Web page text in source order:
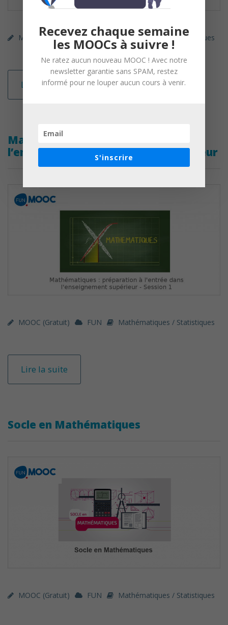
MOOC (gratuit) FUN Mathématiques / Statistiques
Lire la suite
Mathématiques : préparation à
l’entrée dans l’enseignement supérieur
MOOC (gratuit) FUN Mathématiques / Statistiques
Lire la suite
Socle en Mathématiques
MOOC (gratuit) FUN Mathématiques / Statistiques
Recevez chaque semaine
les MOOCs à suivre !
Ne ratez aucun nouveau MOOC ! Avec notre
newsletter garantie sans SPAM, restez
informé pour ne louper aucun cours à venir.
S'inscrire